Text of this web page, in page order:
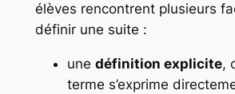
élèves rencontrent plusieurs
définir une suite :
une définition explicite,
terme s’exprime